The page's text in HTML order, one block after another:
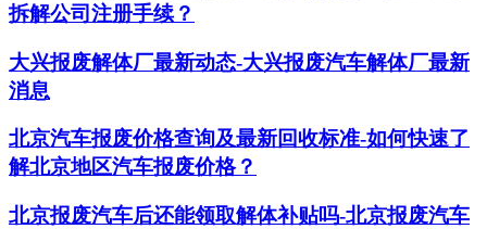
拆解公司注册手续？
大兴报废解体厂最新动态-大兴报废汽车解体厂最新
消息
北京汽车报废价格查询及最新回收标准-如何快速了
解北京地区汽车报废价格？
北京报废汽车后还能领取解体补贴吗-北京报废汽车